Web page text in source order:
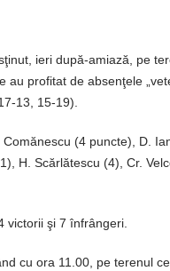
ieri după-amiază, pe
profitat de absenţele
13, 15-19).
(4 puncte), D.
H. Scărlătescu (4), Cr.
victorii şi 7 înfrângeri.
cu ora 11.00, pe terenul